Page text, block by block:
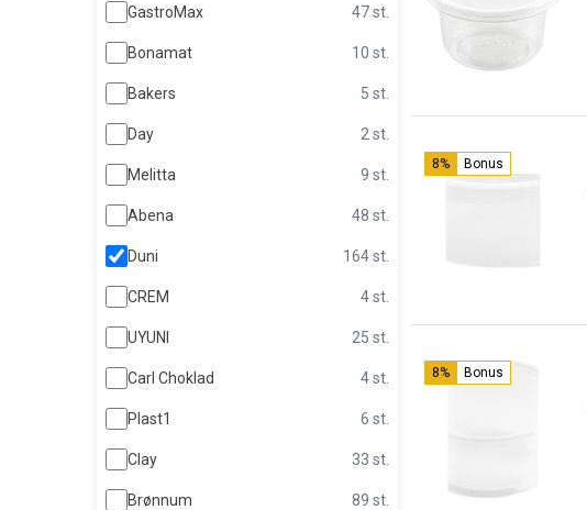
GastroMax 47 st.
Bonamat 10 st.
Bakers 5 st.
Day 2 st.
Melitta 9 st.
Abena 48 st.
Duni 164 st.
CREM 4 st.
UYUNI 25 st.
Carl Choklad 4 st.
Plast1 6 st.
Clay 33 st.
Brønnum 89 st.
8% Bonus
8% Bonus